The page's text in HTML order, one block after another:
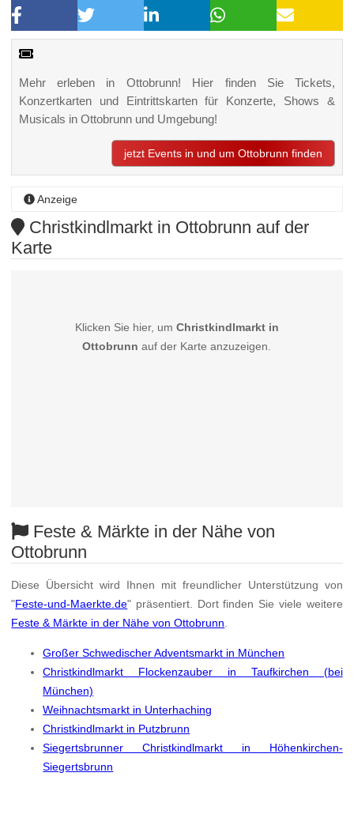
Mehr erleben in Ottobrunn! Hier finden Sie Tickets,
Konzertkarten und Eintrittskarten für Konzerte, Shows &
Musicals in Ottobrunn und Umgebung!
jetzt Events in und um Ottobrunn finden
Anzeige
Christkindlmarkt in Ottobrunn auf der
Karte
Klicken Sie hier, um Christkindlmarkt in
Ottobrunn auf der Karte anzuzeigen.
Feste & Märkte in der Nähe von
Ottobrunn
Diese Übersicht wird Ihnen mit freundlicher Unterstützung von
"Feste-und-Maerkte.de" präsentiert. Dort finden Sie viele weitere
Feste & Märkte in der Nähe von Ottobrunn
Großer Schwedischer Adventsmarkt in München
Christkindlmarkt Flockenzauber in Taufkirchen (bei
München)
Weihnachtsmarkt in Unterhaching
Christkindlmarkt in Putzbrunn
Siegertsbrunner Christkindlmarkt in Höhenkirchen-
Siegertsbrunn